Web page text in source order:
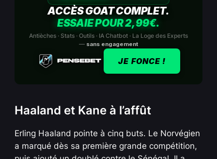
ACCÈS GOAT COMPLET.
ESSAIE POUR 2,99€.
Antièches · Stats · Outils · IA Chatbot · La Loge des Experts
— sans engagement
JE FONCE !
Haaland et Kane à l’affût
Erling Haaland pointe à cinq buts. Le Norvégien
a marqué dès sa première grande compétition,